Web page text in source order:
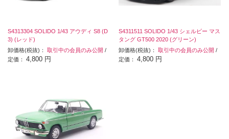
S4313304 SOLIDO 1/43 アウディ S8 (D
3) (レッド)
卸価格(税抜)： 取引中の会員のみ公開 /
定価： 4,800 円
S4311511 SOLIDO 1/43 シェルビー マス
タング GT500 2020 (グリーン)
卸価格(税抜)：取引中の会員のみ公開 /
定価：4,800 円